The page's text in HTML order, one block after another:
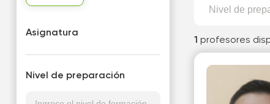
Nivel de
1 profesores
Asignatura
Nivel de preparación